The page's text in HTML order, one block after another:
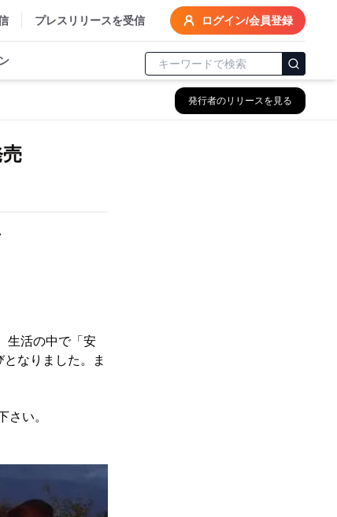
プレスリリースを受信 ログイン/会員登録
発行者のリリースを見る
売
生活の中で「安
なりました。ま
さい。